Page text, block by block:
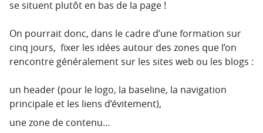
se situent plutôt en bas de la page !
On pourrait donc, dans le cadre d’une formation sur
cinq jours, fixer les idées autour des zones que l’on
rencontre généralement sur les sites web ou les blogs :
un header (pour le logo, la baseline, la navigation
principale et les liens d’évitement),
une zone de contenu…